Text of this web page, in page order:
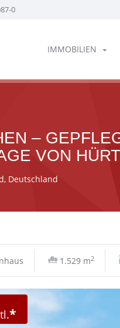
0
IMMOBILIEN
–
VON
Deutschland
1.529 m2
*